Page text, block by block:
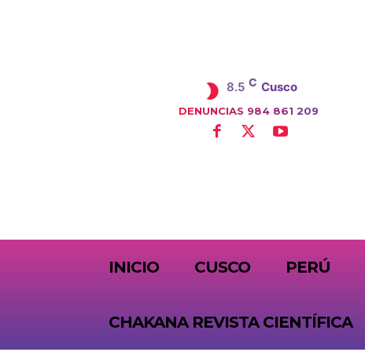
8.5 C Cusco
DENUNCIAS 984 861 209
INICIO CUSCO PERÚ
CHAKANA REVISTA CIENTÍFICA